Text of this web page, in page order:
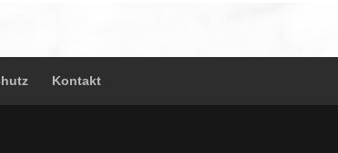
Kontakt